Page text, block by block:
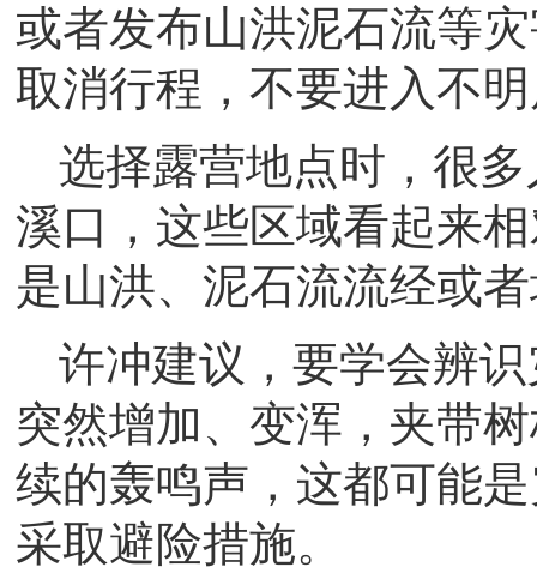
或者发布山洪泥石流等
取消行程，不要进入不
选择露营地点时，很
溪口，这些区域看起来
是山洪、泥石流流经或
许冲建议，要学会辨
突然增加、变浑，夹带
续的轰鸣声，这都可能
采取避险措施。